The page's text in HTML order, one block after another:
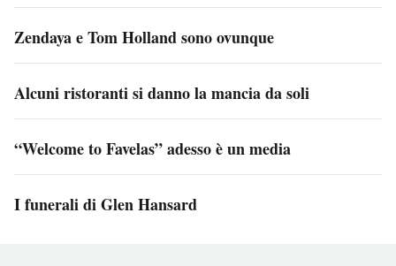
Zendaya e Tom Holland sono ovunque
Alcuni ristoranti si danno la mancia da soli
“Welcome to Favelas” adesso è un media
I funerali di Glen Hansard